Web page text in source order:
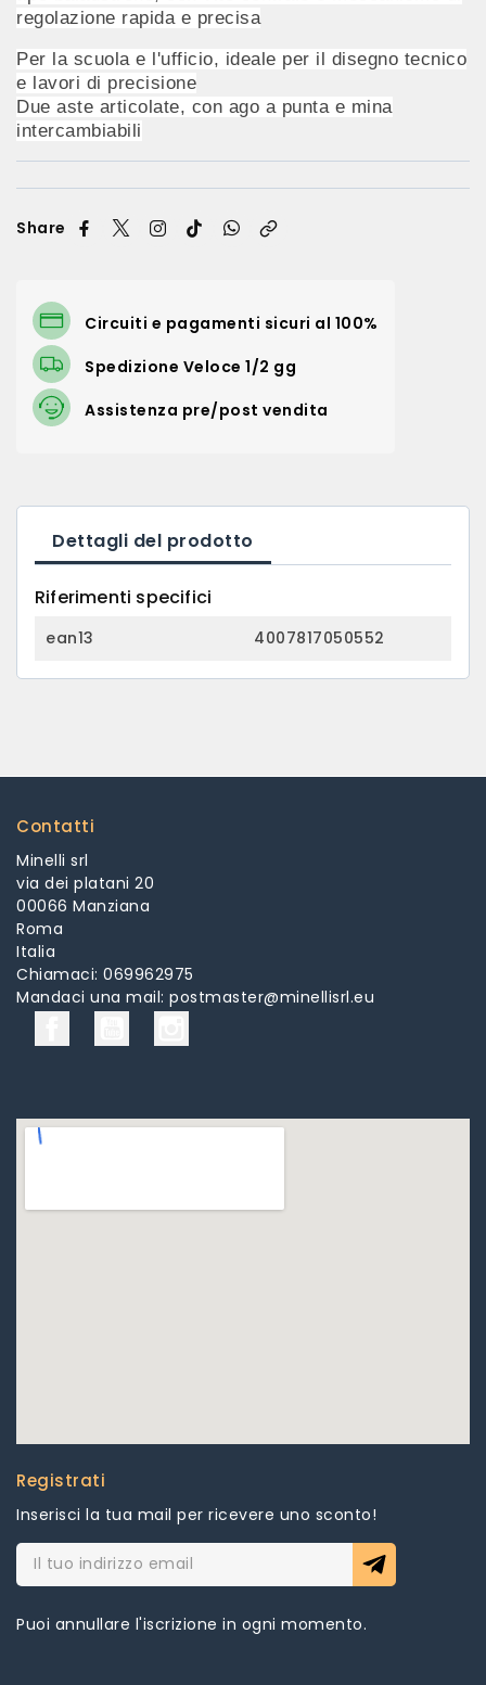
regolazione rapida e precisa
Per la scuola e l'ufficio, ideale per il disegno tecnico
e lavori di precisione
Due aste articolate, con ago a punta e mina
intercambiabili
Share
Circuiti e pagamenti sicuri al 100%
Spedizione Veloce 1/2 gg
Assistenza pre/post vendita
Dettagli del prodotto
Riferimenti specifici
ean13 4007817050552
Contatti
Minelli srl
via dei platani 20
00066 Manziana
Roma
Italia
Chiamaci: 069962975
Mandaci una mail: postmaster@minellisrl.eu
Registrati
Inserisci la tua mail per ricevere uno sconto!
Puoi annullare l'iscrizione in ogni momento.